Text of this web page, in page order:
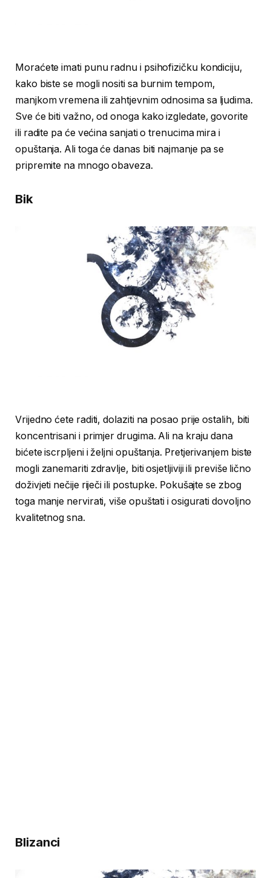
Moraćete imati punu radnu i psihofizičku kondiciju,
kako biste se mogli nositi sa burnim tempom,
manjkom vremena ili zahtjevnim odnosima sa ljudima.
Sve će biti važno, od onoga kako izgledate, govorite
ili radite pa će većina sanjati o trenucima mira i
opuštanja. Ali toga će danas biti najmanje pa se
pripremite na mnogo obaveza.
Bik
Vrijedno ćete raditi, dolaziti na posao prije ostalih, biti
koncentrisani i primjer drugima. Ali na kraju dana
bićete iscrpljeni i željni opuštanja. Pretjerivanjem biste
mogli zanemariti zdravlje, biti osjetljiviji ili previše lično
doživjeti nečije riječi ili postupke. Pokušajte se zbog
toga manje nervirati, više opuštati i osigurati dovoljno
kvalitetnog sna.
Blizanci